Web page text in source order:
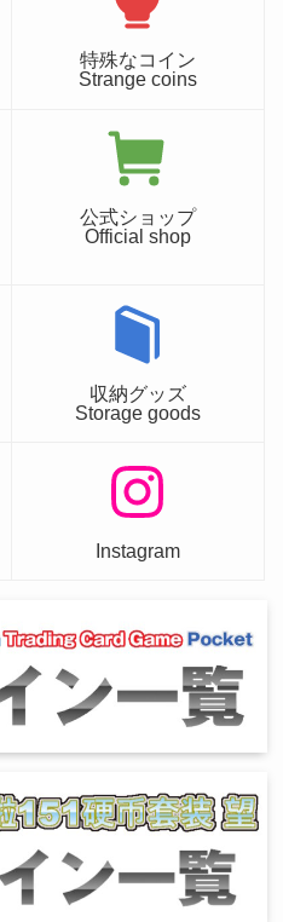
特殊なコイン
Strange coins
公式ショップ
Official shop
収納グッズ
Storage goods
Instagram